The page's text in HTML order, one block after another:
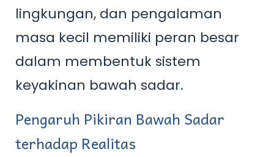
lingkungan, dan pengalaman
masa kecil memiliki peran besar
dalam membentuk sistem
keyakinan bawah sadar.
Pengaruh Pikiran Bawah Sadar
terhadap Realitas